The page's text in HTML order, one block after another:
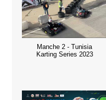
Manche 2 - Tunisia
Karting Series 2023